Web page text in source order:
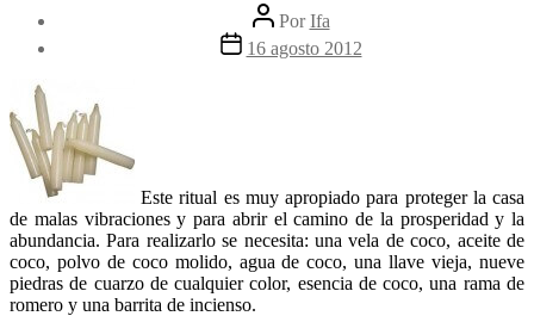
Autor
de
la
PorIfa
Fecha16 agosto 2012
Este ritual es muy apropiado para proteger la casa
de malas vibraciones y para abrir el camino de la prosperidad y la
abundancia. Para realizarlo se necesita: una vela de coco, aceite de
coco, polvo de coco molido, agua de coco, una llave vieja, nueve
piedras de cuarzo de cualquier color, esencia de coco, una rama de
romero y una barrita de incienso.